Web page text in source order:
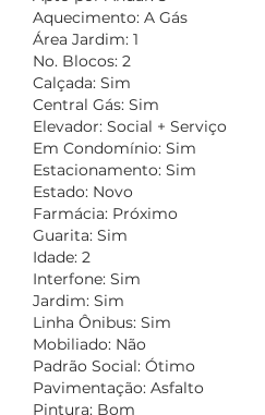
Aquecimento: A Gás
Área Jardim: 1
No. Blocos: 2
Calçada: Sim
Central Gás: Sim
Elevador: Social + Serviço
Em Condomínio: Sim
Estacionamento: Sim
Estado: Novo
Farmácia: Próximo
Guarita: Sim
Idade: 2
Interfone: Sim
Jardim: Sim
Linha Ônibus: Sim
Mobiliado: Não
Padrão Social: Ótimo
Pavimentação: Asfalto
Pintura: Bom